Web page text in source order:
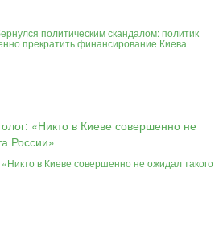
политическим скандалом: политик
прекратить финансирование Киева
в Киеве совершенно не ожидал такого